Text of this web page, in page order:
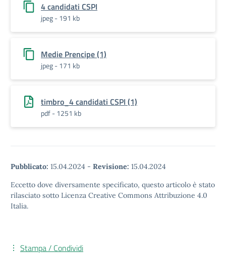
4 candidati CSPI
jpeg - 191 kb
Medie Prencipe (1)
jpeg - 171 kb
timbro_4 candidati CSPI (1)
pdf - 1251 kb
Pubblicato: 15.04.2024 - Revisione: 15.04.2024
Eccetto dove diversamente specificato, questo articolo è stato
rilasciato sotto Licenza Creative Commons Attribuzione 4.0
Italia.
Stampa / Condividi